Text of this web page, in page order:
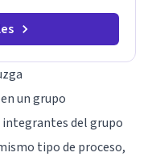
un grupo
integrantes del grupo
tipo de proceso,